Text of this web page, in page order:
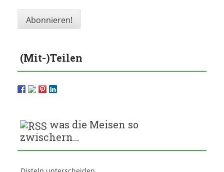
(Mit-)Teilen
was die Meisen so
zwischern…